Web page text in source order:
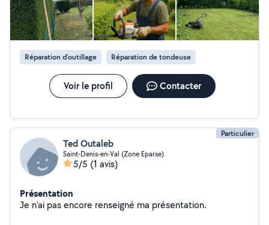
Réparation d’outillage Réparation de tondeuse
Voir le profil Contacter
Particulier
Ted Outaleb
Saint-Denis-en-Val (Zone Eparse)
5/5 (1 avis)
Présentation
Je n'ai pas encore renseigné ma présentation.